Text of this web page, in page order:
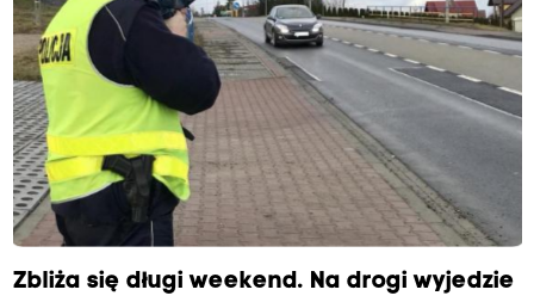
Zbliża się długi weekend. Na drogi wyjedzie